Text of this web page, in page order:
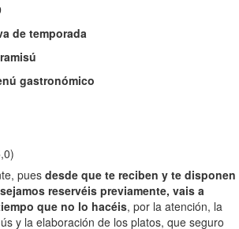
de temporada
gastronómico
pues desde que te reciben y te disponen
reservéis previamente, vais a
que no lo hacéis, por la atención, la
y la elaboración de los platos, que seguro